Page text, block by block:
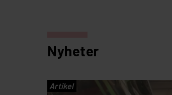
Nyheter
Artikel